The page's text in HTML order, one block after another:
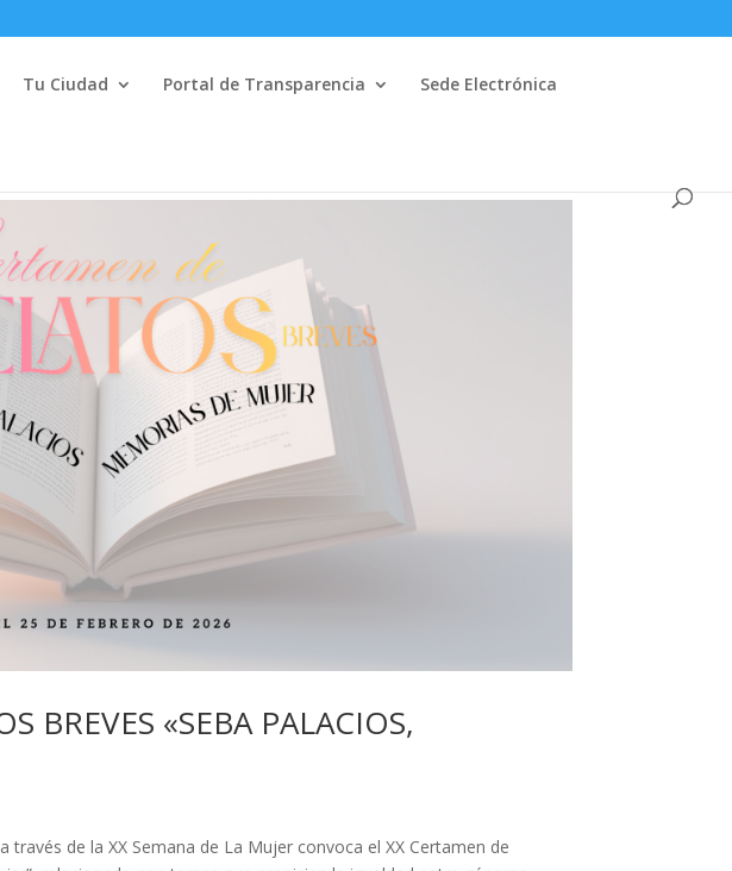
Tu Ciudad Portal de Transparencia Sede Electrónica
BREVES «SEBA PALACIOS,
través de la XX Semana de La Mujer convoca el XX Certamen de